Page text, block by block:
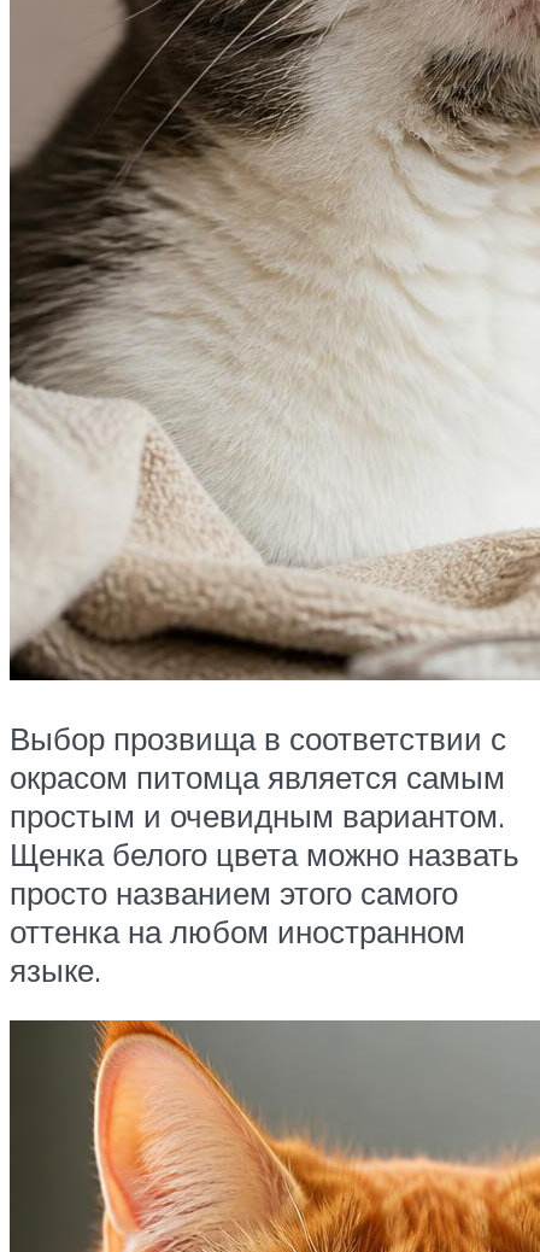
Выбор прозвища в соответствии с
окрасом питомца является самым
простым и очевидным вариантом.
Щенка белого цвета можно назвать
просто названием этого самого
оттенка на любом иностранном
языке.